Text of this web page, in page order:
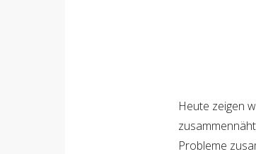
Heute zeigen
Probleme